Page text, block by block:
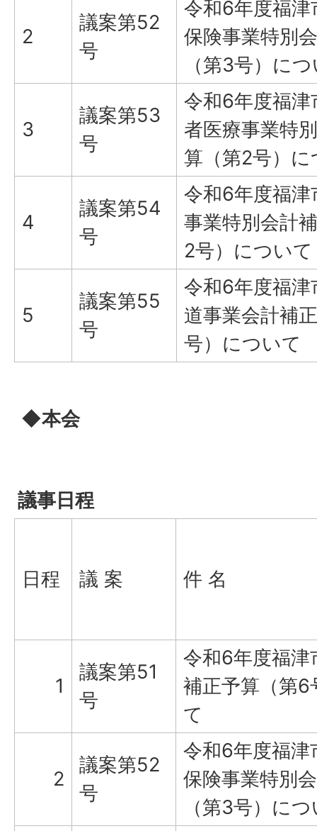
2
議案第52
号
令和6年度福津
保険事業特別
（第3号）に
3
議案第53
号
令和6年度福津
者医療事業特
算（第2号）
4
議案第54
号
令和6年度福津
事業特別会計
2号）について
5
議案第55
号
令和6年度福津
道事業会計補
号）について
◆本会
議事日程
日程 議 案 件 名
1
議案第51
号
令和6年度福津
補正予算（第6
て
2
議案第52
号
令和6年度福津
保険事業特別
（第3号）に